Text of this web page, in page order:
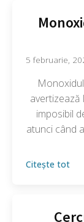
5 februarie,
avertizează
imposibil
atunci când
Citește tot